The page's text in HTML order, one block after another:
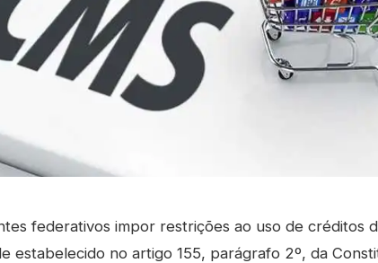
federativos impor restrições ao uso de créditos
estabelecido no artigo 155, parágrafo 2º, da